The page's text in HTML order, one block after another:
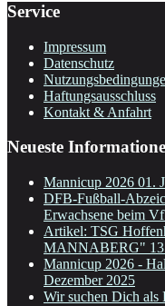
Service
Impressum
Datenschutz
Haftungsausschluss
Kontakt & Anfahrt
Neueste
Mannicup 2026 01.
DFB-Fußball-
Erwachsene beim
Artikel: TSG
MANNABERG"
Mannicup 2026 -
Dezember 2025
Wir suchen Dich als